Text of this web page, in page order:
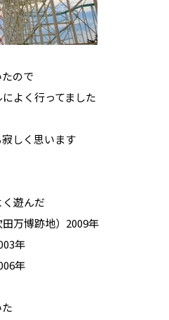
ので
よく行ってました
しく思います
遊んだ
万博跡地）2009年
年
年